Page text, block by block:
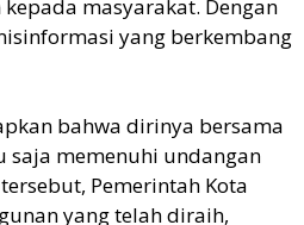
masyarakat. Dengan
yang berkembang
bahwa dirinya bersama
saja memenuhi undangan
Pemerintah Kota
yang telah diraih,